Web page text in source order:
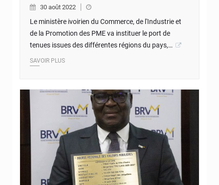
30 août 2022
Le ministère ivoirien du Commerce, de l'Industrie et
de la Promotion des PME va instituer le port de
tenues issues des différentes régions du pays,…
SAVOIR PLUS